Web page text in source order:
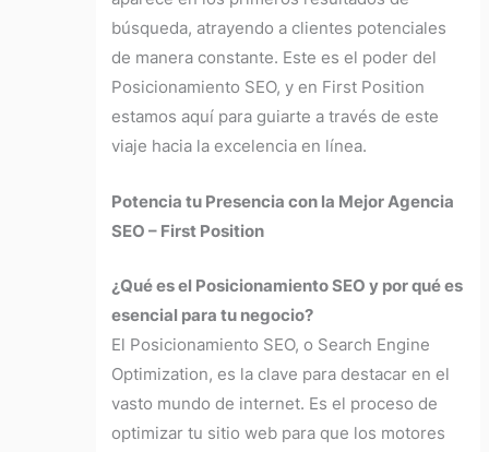
búsqueda, atrayendo a clientes potenciales
de manera constante. Este es el poder del
Posicionamiento SEO, y en First Position
estamos aquí para guiarte a través de este
viaje hacia la excelencia en línea.
Potencia tu Presencia con la Mejor Agencia
SEO – First Position
¿Qué es el Posicionamiento SEO y por qué es
esencial para tu negocio?
El Posicionamiento SEO, o Search Engine
Optimization, es la clave para destacar en el
vasto mundo de internet. Es el proceso de
optimizar tu sitio web para que los motores